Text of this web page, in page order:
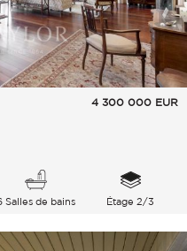
4 300 000 EUR
Salles de bains Étage 2/3